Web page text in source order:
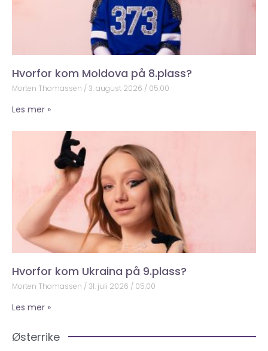
Hvorfor kom Moldova på 8.plass?
Morten Thomassen 3. august 2026 05:00
Les mer »
Hvorfor kom Ukraina på 9.plass?
Morten Thomassen 31. juli 2026 05:00
Les mer »
Østerrike